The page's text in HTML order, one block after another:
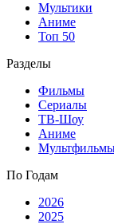
Мультики
Аниме
Топ 50
Разделы
Фильмы
Сериалы
ТВ-Шоу
Аниме
По Годам
2026
2025